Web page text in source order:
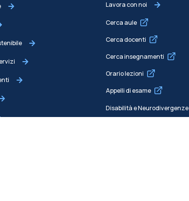
Lavora con noi
Cerca aule
Cerca docenti
Cerca insegnamenti
Orario lezioni
Appelli di esame
Disabilità e Neurodivergenze